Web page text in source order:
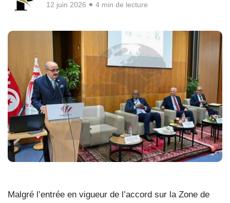
12 juin 2026 4 min de lecture
Malgré l’entrée en vigueur de l’accord sur la Zone de